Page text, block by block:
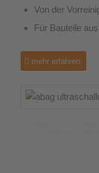
Von der
Für Bauteile
mehr erfahren